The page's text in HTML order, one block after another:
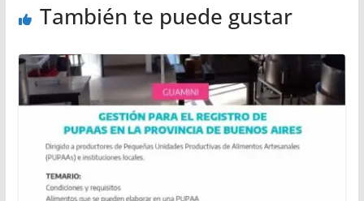
También te puede gustar